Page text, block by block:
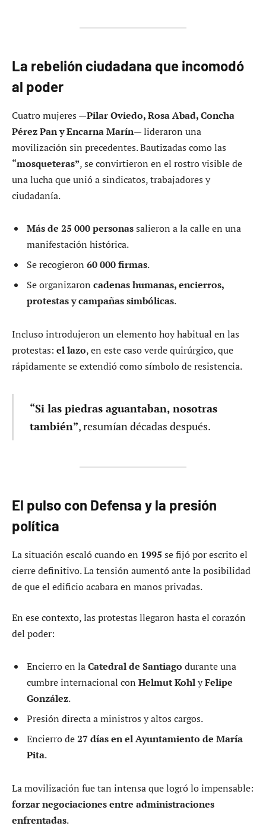
La rebelión ciudadana que incomodó
al poder
Cuatro mujeres —Pilar Oviedo, Rosa Abad, Concha
Pérez Pan y Encarna Marín— lideraron una
movilización sin precedentes. Bautizadas como las
“mosqueteras”, se convirtieron en el rostro visible de
una lucha que unió a sindicatos, trabajadores y
ciudadanía.
Más de 25 000 personassalieron a la calle en una
manifestación histórica.
Se recogieron 60 000 firmas.
Se organizaron cadenas humanas, encierros,
protestas y campañas simbólicas.
Incluso introdujeron un elemento hoy habitual en las
protestas: el lazo, en este caso verde quirúrgico, que
rápidamente se extendió como símbolo de resistencia.
“Si las piedras aguantaban, nosotras
también”, resumían décadas después.
El pulso con Defensa y la presión
política
La situación escaló cuando en 1995 se fijó por escrito el
cierre definitivo. La tensión aumentó ante la posibilidad
de que el edificio acabara en manos privadas.
En ese contexto, las protestas llegaron hasta el corazón
del poder:
Encierro en laCatedral de Santiago durante una
cumbre internacional con Helmut KohlyFelipe
González.
Presión directa a ministros y altos cargos.
Encierro de27 días en el Ayuntamiento de María
Pita.
La movilización fue tan intensa que logró lo impensable:
forzar negociaciones entre administraciones
enfrentadas.